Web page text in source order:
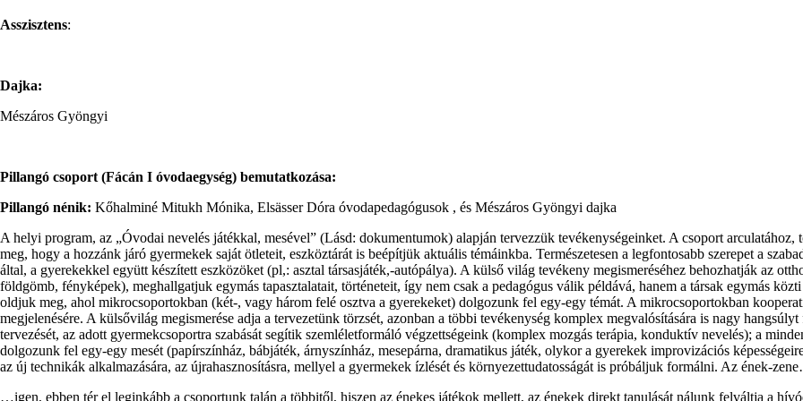
Asszisztens:
Dajka:
Mészáros Gyöngyi
Pillangó csoport (Fácán I óvodaegység) bemutatkozása:
Pillangó nénik: Kőhalminé Mitukh Mónika, Elsässer Dóra óvodapedagógusok , és Mészáros Gyöngyi dajka
A helyi program, az „Óvodai nevelés játékkal, mesével” (Lásd: dokumentumok) alapján tervezzük tevékenységeinket. A csoport
meg, hogy a hozzánk járó gyermekek saját ötleteit, eszköztárát is beépítjük aktuális témáinkba. Természetesen a legfontosabb szerepet a
által, a gyerekekkel együtt készített eszközöket (pl,: asztal társasjáték,-autópálya). A külső világ tevékeny megismeréséhez behozhatják az
földgömb, fényképek), meghallgatjuk egymás tapasztalatait, történeteit, így nem csak a pedagógus válik példává, hanem a társak egymás
oldjuk meg, ahol mikrocsoportokban (két-, vagy három felé osztva a gyerekeket) dolgozunk fel egy-egy témát. A mikrocsoportokban
megjelenésére. A külsővilág megismerése adja a tervezetünk törzsét, azonban a többi tevékenység komplex megvalósítására is nagy
tervezését, az adott gyermekcsoportra szabását segítik szemléletformáló végzettségeink (komplex mozgás terápia, konduktív nevelés); a
dolgozunk fel egy-egy mesét (papírszínház, bábjáték, árnyszínház, mesepárna, dramatikus játék, olykor a gyerekek improvizációs
az új technikák alkalmazására, az újrahasznosításra, mellyel a gyermekek ízlését és környezettudatosságát is próbáljuk formálni. Az ének-
…igen, ebben tér el leginkább a csoportunk talán a többitől, hiszen az énekes játékok mellett, az énekek direkt tanulását nálunk felváltja a